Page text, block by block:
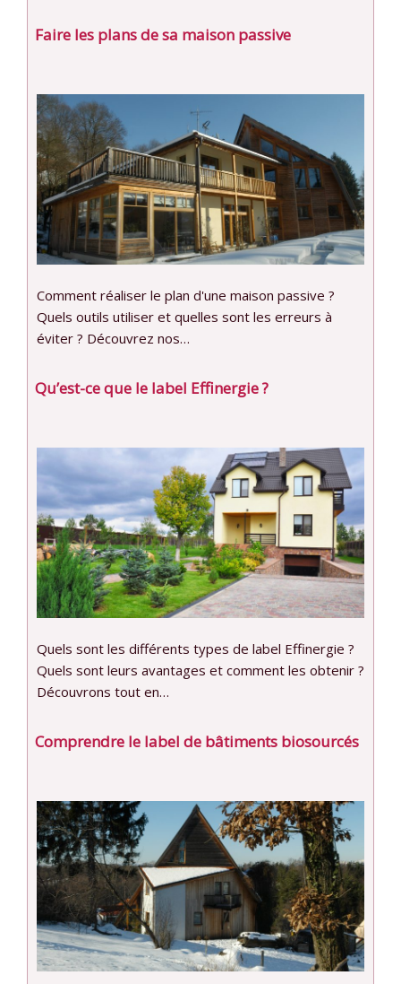
Faire les plans de sa maison passive
Comment réaliser le plan d'une maison passive ?
Quels outils utiliser et quelles sont les erreurs à
éviter ? Découvrez nos…
Qu’est-ce que le label Effinergie ?
Quels sont les différents types de label Effinergie ?
Quels sont leurs avantages et comment les obtenir ?
Découvrons tout en…
Comprendre le label de bâtiments biosourcés